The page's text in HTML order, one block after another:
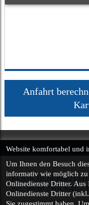
Anfahrt
KLASS
62 /08060 ZWICKAU/
Website komfortabel und
Um Ihnen den Besuch
informativwie möglich zu
Onlinedienste Dritter. Aus
Onlinedienste Dritter